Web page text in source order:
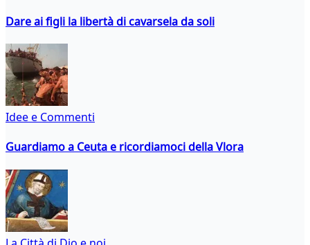
Dare ai figli la libertà di cavarsela da soli
Idee e Commenti
Guardiamo a Ceuta e ricordiamoci della Vlora